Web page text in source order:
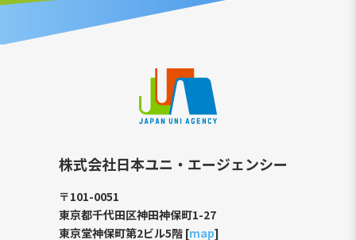
株式会社日本ユニ・エージェンシー
〒101-0051
東京都千代田区神田神保町1-27
東京堂神保町第2ビル5階 [map]